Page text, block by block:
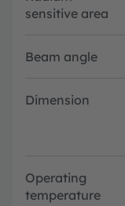
sensitive area
Beam angle
Dimension
Operating
temperature